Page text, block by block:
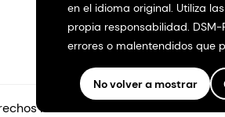
en el idioma original. Utiliza
propia responsabilidad.
errores o malentendidos que
No volver a mostrar
reservados.